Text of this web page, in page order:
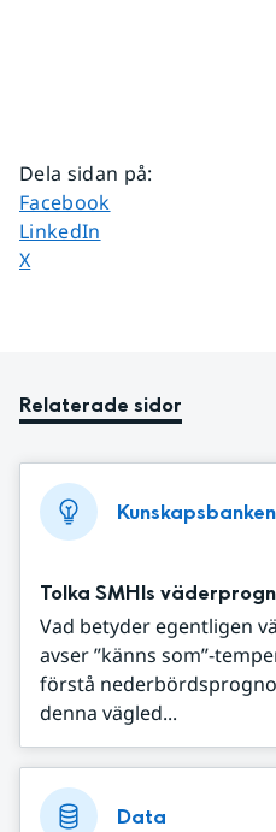
Dela sidan på:
Dela sidan på
Facebook
Dela sidan på
LinkedIn
Dela sidan på
X
Relaterade sidor
Kunskapsbanken
Tolka SMHIs
Vad betyder egentligen
avser ”känns som”-
förstå
denna vägled...
Data